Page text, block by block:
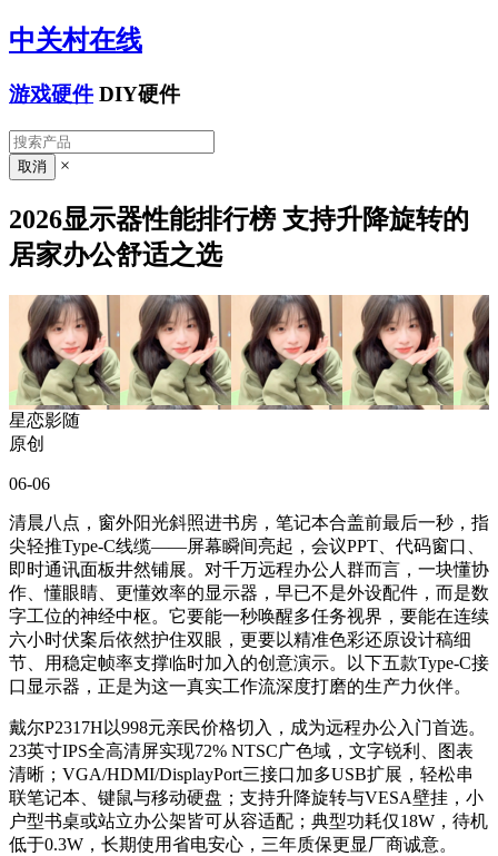
中关村在线
游戏硬件 DIY硬件
×
2026显示器性能排行榜 支持升降旋转的
居家办公舒适之选
星恋影随
原创
06-06
清晨八点，窗外阳光斜照进书房，笔记本合盖前最后一秒，指
尖轻推Type-C线缆——屏幕瞬间亮起，会议PPT、代码窗口、
即时通讯面板井然铺展。对千万远程办公人群而言，一块懂协
作、懂眼睛、更懂效率的显示器，早已不是外设配件，而是数
字工位的神经中枢。它要能一秒唤醒多任务视界，要能在连续
六小时伏案后依然护住双眼，更要以精准色彩还原设计稿细
节、用稳定帧率支撑临时加入的创意演示。以下五款Type-C接
口显示器，正是为这一真实工作流深度打磨的生产力伙伴。
戴尔P2317H以998元亲民价格切入，成为远程办公入门首选。
23英寸IPS全高清屏实现72% NTSC广色域，文字锐利、图表
清晰；VGA/HDMI/DisplayPort三接口加多USB扩展，轻松串
联笔记本、键鼠与移动硬盘；支持升降旋转与VESA壁挂，小
户型书桌或站立办公架皆可从容适配；典型功耗仅18W，待机
低于0.3W，长期使用省电安心，三年质保更显厂商诚意。